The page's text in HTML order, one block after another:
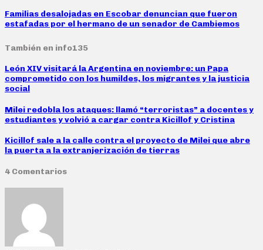
Familias desalojadas en Escobar denuncian que fueron
estafadas por el hermano de un senador de Cambiemos
También en info135
León XIV visitará la Argentina en noviembre: un Papa
comprometido con los humildes, los migrantes y la justicia
social
Milei redobla los ataques: llamó “terroristas” a docentes y
estudiantes y volvió a cargar contra Kicillof y Cristina
Kicillof sale a la calle contra el proyecto de Milei que abre
la puerta a la extranjerización de tierras
4 Comentarios